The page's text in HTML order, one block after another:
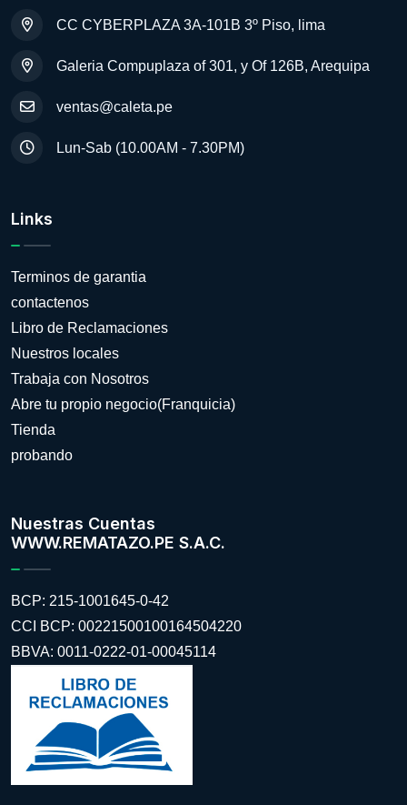
CC CYBERPLAZA 3A-101B 3º Piso, lima
Galeria Compuplaza of 301, y Of 126B, Arequipa
ventas@caleta.pe
Lun-Sab (10.00AM - 7.30PM)
Links
Terminos de garantia
contactenos
Libro de Reclamaciones
Nuestros locales
Trabaja con Nosotros
Abre tu propio negocio(Franquicia)
Tienda
probando
Nuestras Cuentas
WWW.REMATAZO.PE S.A.C.
BCP: 215-1001645-0-42
CCI BCP: 00221500100164504220
BBVA: 0011-0222-01-00045114